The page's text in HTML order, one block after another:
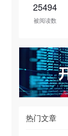
25494
被阅读数
热门文章